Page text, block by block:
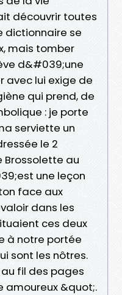
découvrir toutes
dictionnaire se
mais tomber
d&#039;une
avec lui exige de
qui prend, de
: je porte
serviette un
le 2
Brossolette au
une leçon
face aux
dans les
ces deux
à notre portée
sont les nôtres.
fil des pages
amoureux &quot;.